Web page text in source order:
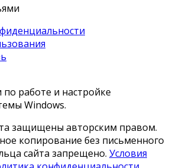
работе и настройке
Windows.
защищены авторским правом.
копирование без письменного
сайта запрещено. Условия